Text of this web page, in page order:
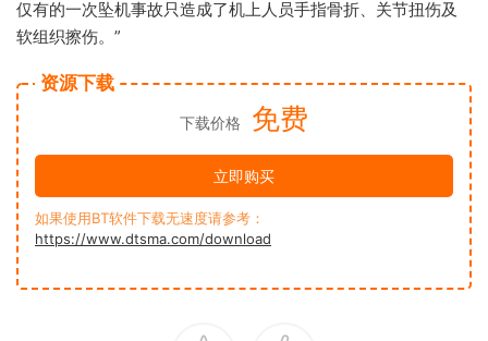
仅有的一次坠机事故只造成了机上人员手指骨折、关节扭伤及
软组织擦伤。”
资源下载
下载价格 免费
立即购买
如果使用BT软件下载无速度请参考：
https://www.dtsma.com/download